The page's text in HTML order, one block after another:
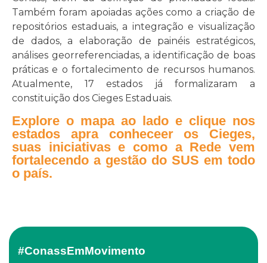
Também foram apoiadas ações como a criação de
repositórios estaduais, a integração e visualização
de dados, a elaboração de painéis estratégicos,
análises georreferenciadas, a identificação de boas
práticas e o fortalecimento de recursos humanos.
Atualmente, 17 estados já formalizaram a
constituição dos Cieges Estaduais.
Explore o mapa ao lado e clique nos
estados apra conheceer os Cieges,
suas iniciativas e como a Rede vem
fortalecendo a gestão do SUS em todo
o país.
#ConassEmMovimento